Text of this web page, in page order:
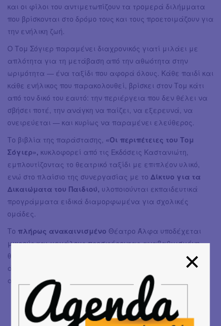
και οι φίλοι του αντιμετωπίζουν τα τρομερά διλήμματα
που βρίσκονται στο δρόμο τους και τους προετοιμάζουν για
την ενήλικη ζωή.
Ο Τομ Σόγιερ παραμένει διαχρονικός γιατί μιλάει με
απλότητα για τη μετάβαση από την αθωότητα στην
ωριμότητα — ένα ταξίδι που αφορά όλους. Κάθε παιδί και
κάθε ενήλικος που παρακολουθεί, βρίσκει στον Τομ κάτι
από τον δικό του εαυτό: την περιέργεια που δεν θέλει να
σβήσει ποτέ, την ανάγκη να παίζει, να εξερευνά, να
ονειρεύεται — και κυρίως να παραμένει ελεύθερος.
Το βιβλία της παράστασης, «Οι περιπέτειες του Τομ
Σόγιερ», κυκλοφορεί από τις Εκδόσεις Καστανιώτη,
εμπλουτίζοντας το θεατρικό ταξίδι με επιπλέον υλικό,
ενώ στο πλαίσιο της συνεργασίας με το Δίκτυο για τα
Δικαιώματα του Παιδιού, υλοποιούνται εκπαιδευτικά
προγράμματα ειδικά διαμορφωμένα για σχολικές
ομάδες.
Το πλήρως ανακαινισμένο Θέατρο Άλφα υποδέχεται
μικρούς και μεγάλους προσφέροντας αναβαθμισμένη
θεατρική εμπειρία και πλέον πλήρη προσβασιμότητα για
άτομα με κινητικές δυσκολίες, χάρη στην τοποθέτηση
αναβατορίου.